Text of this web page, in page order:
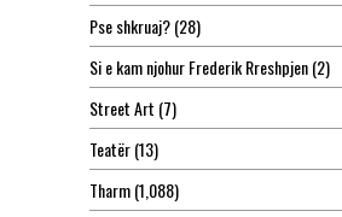
Pse shkruaj?(28)
Si e kam njohur Frederik Rreshpjen(2)
Street Art (7)
Teatër(13)
Tharm(1,088)